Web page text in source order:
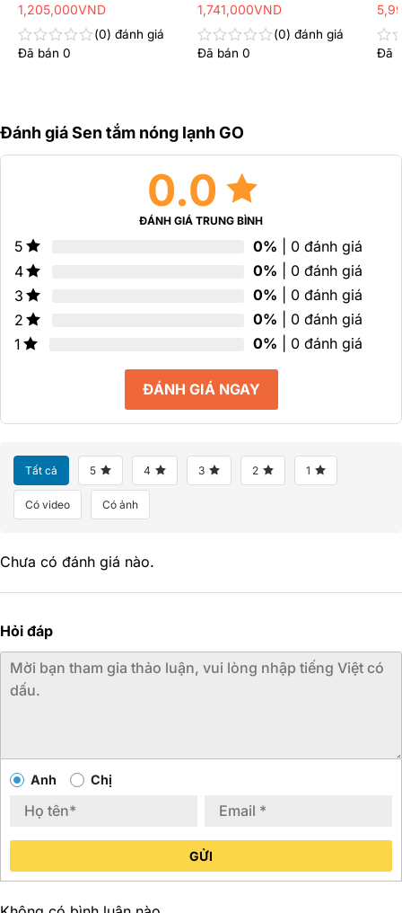
Được
sao
0
đánh giá
Đã bán 0
1,205,000VND
Được
sao
0
đánh giá
Đã bán 0
1,741,000VND
Đã
Đánh giá Sen tắm nóng lạnh GO
0.0
ĐÁNH GIÁ TRUNG BÌNH
5 0% | 0 đánh giá
4
0% | 0 đánh giá
3
0% | 0 đánh giá
2
0% | 0 đánh giá
1
0% | 0 đánh giá
ĐÁNH GIÁ NGAY
Tất cả 5 4 3 2 1
Có video Có ảnh
Chưa có đánh giá nào.
Hỏi đáp
Anh Chị
GỬI